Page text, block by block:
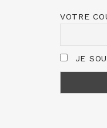
VOTRE
JE